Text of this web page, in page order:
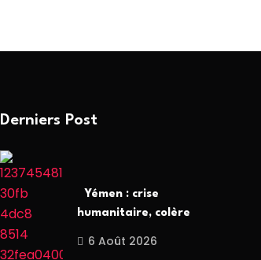
Derniers Post
Yémen : crise
humanitaire, colère
6 Août 2026